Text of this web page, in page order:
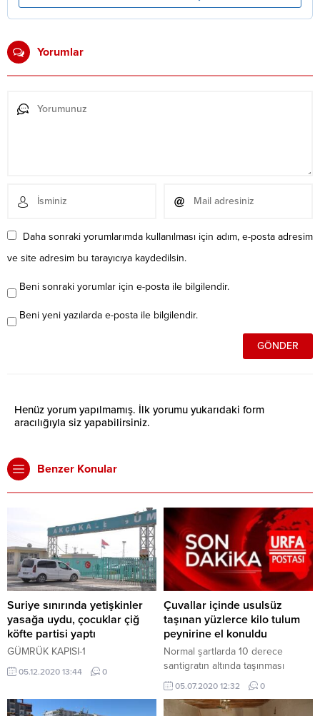
Yorumlar
Daha sonraki yorumlarımda kullanılması için adım, e-posta adresim
ve site adresim bu tarayıcıya kaydedilsin.
Beni sonraki yorumlar için e-posta ile bilgilendir.
Beni yeni yazılarda e-posta ile bilgilendir.
Henüz yorum yapılmamış. İlk yorumu yukarıdaki form
aracılığıyla siz yapabilirsiniz.
Benzer Konular
Suriye sınırında yetişkinler
yasağa uydu, çocuklar çiğ
köfte partisi yaptı
GÜMRÜK KAPISI-1
05.12.2020 13:44 0
Çuvallar içinde usulsüz
taşınan yüzlerce kilo tulum
peynirine el konuldu
Normal şartlarda 10 derece
santigratın altında taşınması
gereken yüzlerce kilo tulum
peynirine, Şanlıurfa’dan İstanbul’a
22 derecelik sıcaklıkta taşındığı
05.07.2020 12:32 0